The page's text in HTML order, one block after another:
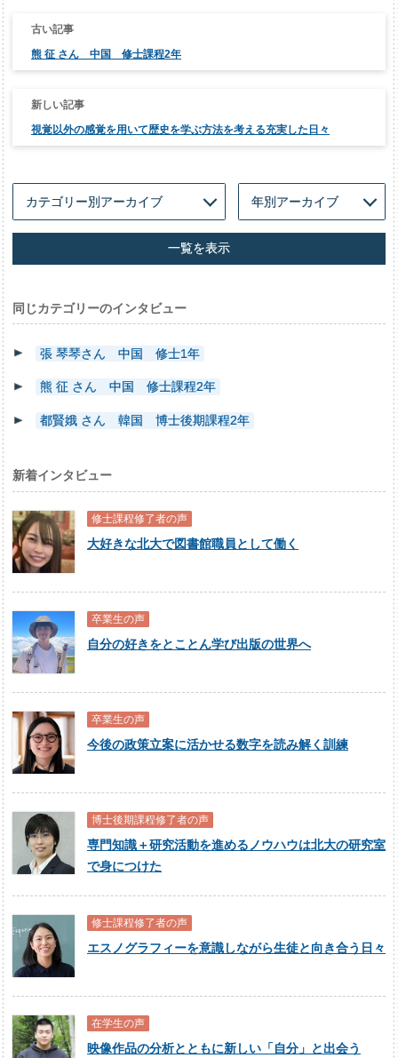
ゲ
熊 征 さん 中国 修士課程2年
視覚以外の感覚を用いて歴史を学ぶ方法を考える充実した日々
一覧を表示
同じカテゴリーのインタビュー
張 琴琴さん 中国 修士1年
熊 征 さん 中国 修士課程2年
都賢娥 さん 韓国 博士後期課程2年
新着インタビュー
修士課程修了者の声
大好きな北大で図書館職員として働く
卒業生の声
自分の好きをとことん学び出版の世界へ
卒業生の声
今後の政策立案に活かせる数字を読み解く訓練
博士後期課程修了者の声
専門知識＋研究活動を進めるノウハウは北大の研究室
で身につけた
修士課程修了者の声
エスノグラフィーを意識しながら生徒と向き合う日々
在学生の声
映像作品の分析とともに新しい「自分」と出会う